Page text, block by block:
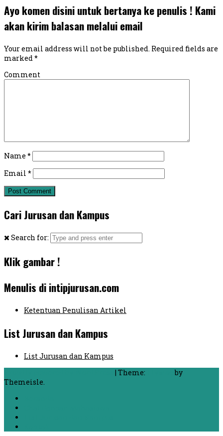
Ayo komen disini untuk bertanya ke penulis ! Kami
akan kirim balasan melalui email
Your email address will not be published. Required fields are
marked *
Comment
Name *
Email *
Cari Jurusan dan Kampus
Search for:
Klik gambar !
Menulis di intipjurusan.com
Ketentuan Penulisan Artikel
List Jurusan dan Kampus
List Jurusan dan Kampus
| Theme:
by
Themeisle.